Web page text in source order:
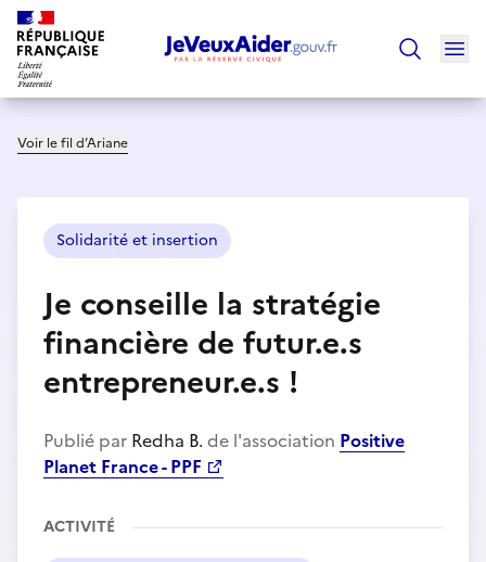
Voir le fil d’Ariane
Solidarité et insertion
Je conseille la stratégie
financière de futur.e.s
entrepreneur.e.s !
Publié par Redha B. de l'association Positive
Planet France - PPF
ACTIVITÉ